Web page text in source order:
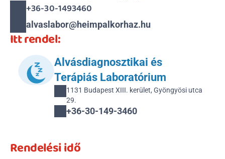
+36-30-1493460
alvaslabor@heimpalkorhaz.hu
Itt rendel:
Alvásdiagnosztikai és
Terápiás Laboratórium
1131 Budapest XIII. kerület, Gyöngyösi utca
29.
+36-30-149-3460
Rendelési idő